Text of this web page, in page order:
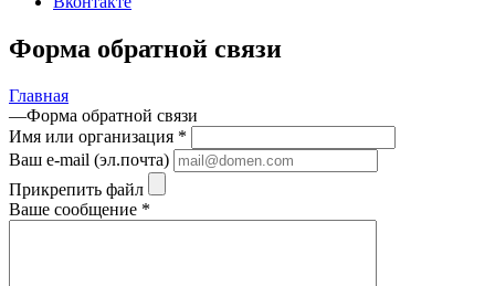
Форма обратной связи
Главная
—Форма обратной связи
Имя или организация *
Ваш e-mail (эл.почта)
Прикрепить файл
Ваше сообщение *